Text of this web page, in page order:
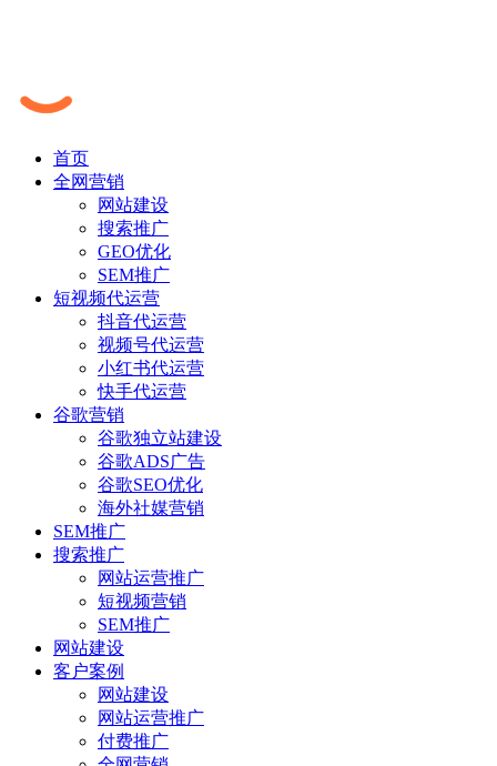
首页
全网营销
网站建设
搜索推广
GEO优化
SEM推广
短视频代运营
抖音代运营
视频号代运营
小红书代运营
快手代运营
谷歌营销
谷歌独立站建设
谷歌ADS广告
谷歌SEO优化
海外社媒营销
SEM推广
搜索推广
网站运营推广
短视频营销
SEM推广
网站建设
客户案例
网站建设
网站运营推广
付费推广